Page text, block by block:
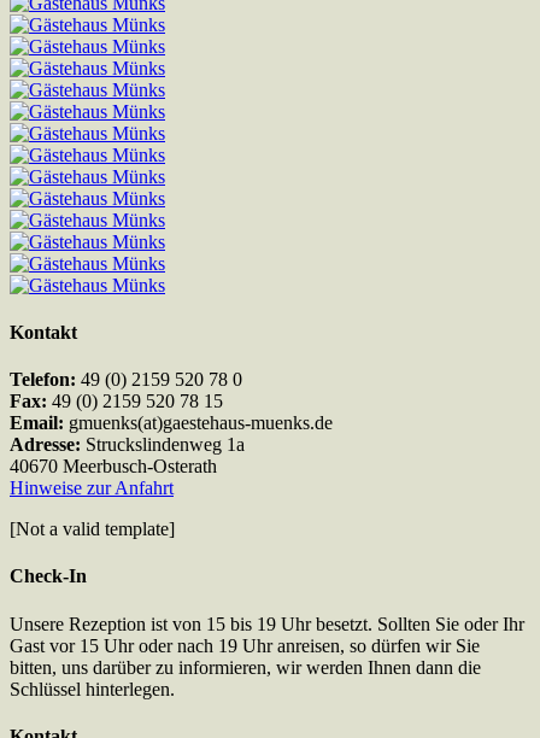
Kontakt
Telefon: 49 (0) 2159 520 78 0
Fax: 49 (0) 2159 520 78 15
Email: gmuenks(at)gaestehaus-muenks.de
Adresse: Struckslindenweg 1a
40670 Meerbusch-Osterath
Hinweise zur Anfahrt
[Not a valid template]
Check-In
Unsere Rezeption ist von 15 bis 19 Uhr besetzt. Sollten Sie oder Ihr
Gast vor 15 Uhr oder nach 19 Uhr anreisen, so dürfen wir Sie
bitten, uns darüber zu informieren, wir werden Ihnen dann die
Schlüssel hinterlegen.